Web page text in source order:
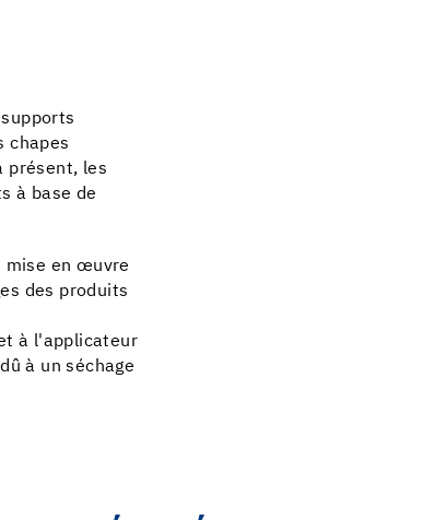
chapes
présent, les
à base de
mise en œuvre
des produits
à l'applicateur
à un séchage